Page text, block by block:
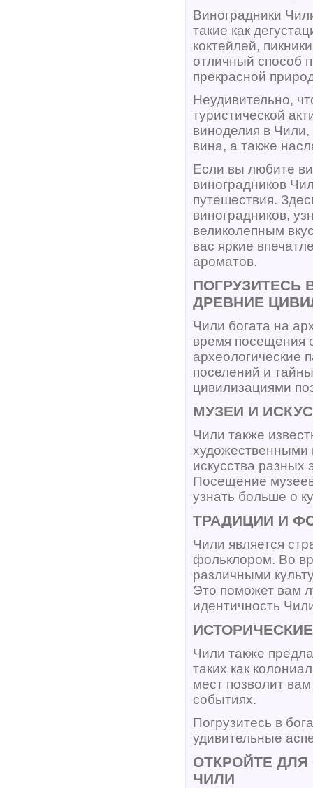
Виноградники
такие как
коктейлей,
отличный способ
прекрасной
Неудивительно,
туристической
виноделия в Чили,
вина, а также
Если вы любите
виноградников
путешествия.
виноградников,
великолепным
вас яркие
ароматов.
ПОГРУЗИТЕСЬ
ДРЕВНИЕ
Чили богата на
время посещения
археологические
поселений и
цивилизациями
МУЗЕИ И
Чили также
художественными
искусства
Посещение музеев
узнать больше о
ТРАДИЦИИ И
Чили является
фольклором. Во
различными
Это поможет вам
идентичность
Чили также
таких как
мест позволит
событиях.
Погрузитесь в
удивительные
ОТКРОЙТЕ
ЧИЛИ